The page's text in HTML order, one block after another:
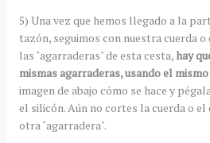
5) Una vez que hemos llegado a la
tazón, seguimos con nuestra cuerda
las "agarraderas" de esta cesta,hay
mismas agarraderas, usando el
imagen de abajo cómo se hace y
el silicón. Aún no cortes la cuerda o
otra "agarradera".